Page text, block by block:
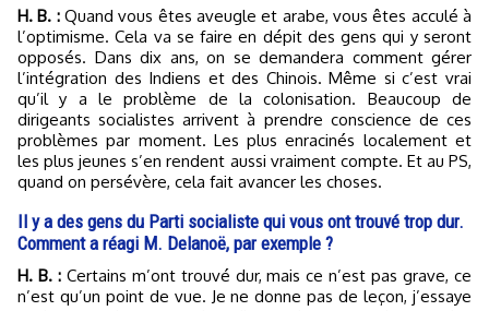
H. B. : Quand vous êtes aveugle et arabe, vous êtes acculé à
l’optimisme. Cela va se faire en dépit des gens qui y seront
opposés. Dans dix ans, on se demandera comment gérer
l’intégration des Indiens et des Chinois. Même si c’est vrai
qu’il y a le problème de la colonisation. Beaucoup de
dirigeants socialistes arrivent à prendre conscience de ces
problèmes par moment. Les plus enracinés localement et
les plus jeunes s’en rendent aussi vraiment compte. Et au PS,
quand on persévère, cela fait avancer les choses.
Il y a des gens du Parti socialiste qui vous ont trouvé trop dur.
Comment a réagi M. Delanoë, par exemple ?
H. B. : Certains m’ont trouvé dur, mais ce n’est pas grave, ce
n’est qu’un point de vue. Je ne donne pas de leçon, j’essaye